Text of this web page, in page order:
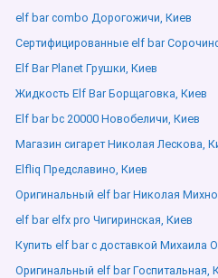
elf bar combo Дорогожичи, Киев
Сертифицированные elf bar
Elf Bar Planet Грушки, Киев
Жидкость Elf Bar Борщаговка, Киев
Elf bar bc 20000 Новобеличи, Киев
Магазин сигарет Николая Лескова,
Elfliq Предславино, Киев
Оригинальный elf bar Николая
elf bar elfx pro Чигиринская, Киев
Купить elf bar с доставкой Михаила
Оригинальный elf bar Госпитальная,